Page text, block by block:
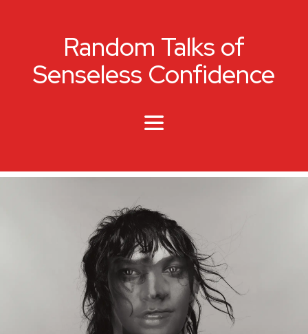
Random Talks of
Senseless Confidence